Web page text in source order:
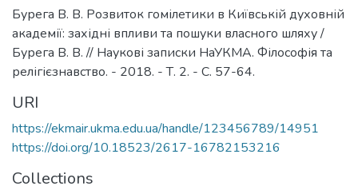
Бурега В. В. Розвиток гомілетики в Київській духовній
академії: західні впливи та пошуки власного шляху /
Бурега В. В. // Наукові записки НаУКМА. Філософія та
релігієзнавство. - 2018. - Т. 2. - С. 57-64.
URI
https://ekmair.ukma.edu.ua/handle/123456789/14951
https://doi.org/10.18523/2617-16782153216
Collections